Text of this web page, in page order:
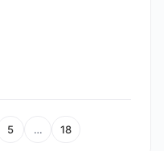
5 … 18